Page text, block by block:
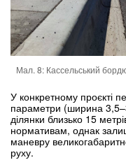
Мал. 8: Кассельський
У конкретному проєкті
параметри (ширина
ділянки близько 15
нормативам, однак
маневру
руху.